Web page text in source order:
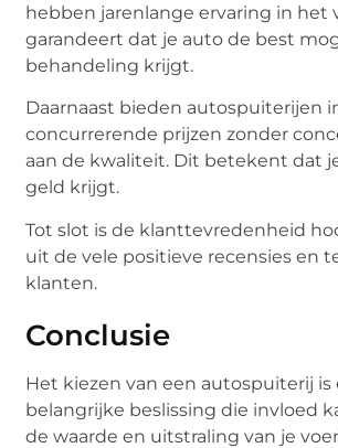
hebben jarenlange ervaring in het
garandeert dat je auto de best
behandeling krijgt.
Daarnaast bieden autospuiterijen
concurrerende prijzen zonder
aan de kwaliteit. Dit betekent dat
geld krijgt.
Tot slot is de klanttevredenheid
uit de vele positieve recensies en
klanten.
Conclusie
Het kiezen van een autospuiterij is
belangrijke beslissing die invloed
de waarde en uitstraling van je